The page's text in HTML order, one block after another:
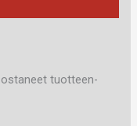
tuotteen-